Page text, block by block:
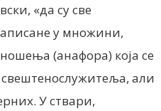
«да су све
у множини,
(анафора) која се
али
У ствари,